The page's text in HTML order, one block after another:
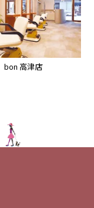
bon 高津店